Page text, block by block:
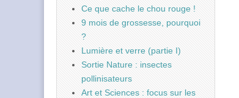
Ce que cache le chou rouge !
9 mois de grossesse, pourquoi
?
Lumière et verre (partie I)
Sortie Nature : insectes
pollinisateurs
Art et Sciences : focus sur les